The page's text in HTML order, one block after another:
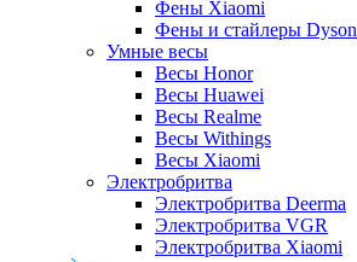
Фены Xiaomi
Фены и стайлеры Dyson
Умные весы
Весы Honor
Весы Huawei
Весы Realme
Весы Withings
Весы Xiaomi
Электробритва
Электробритва Deerma
Электробритва VGR
Электробритва Xiaomi